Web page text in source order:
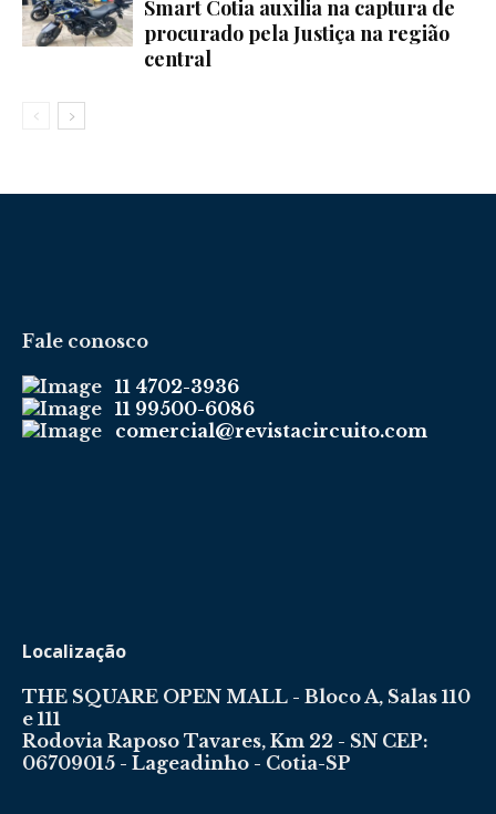
Smart Cotia auxilia na captura de
procurado pela Justiça na região
central
Fale conosco
11 4702-3936
11 99500-6086
comercial@revistacircuito.com
Localização
THE SQUARE OPEN MALL - Bloco A, Salas 110
e 111
Rodovia Raposo Tavares, Km 22 - SN CEP:
06709015 - Lageadinho - Cotia-SP